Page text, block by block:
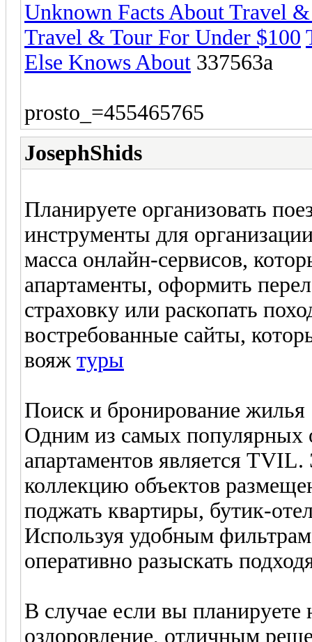
Unknown Facts About Travel
Travel & Tour For Under $100
Else Knows About 337563a
prosto_=455465765
JosephShids
Планируете организовать
инструменты для
масса онлайн-сервисов,
апартаменты, оформить
страховку или раскопать
востребованные сайты,
вояж туры
Поиск и бронирование жилья
Одним из самых популярных
апартаментов является
коллекцию объектов
поджать квартиры, бутик-
Используя удобным
оперативно разыскать
В случае если вы
оздоровление, отличным